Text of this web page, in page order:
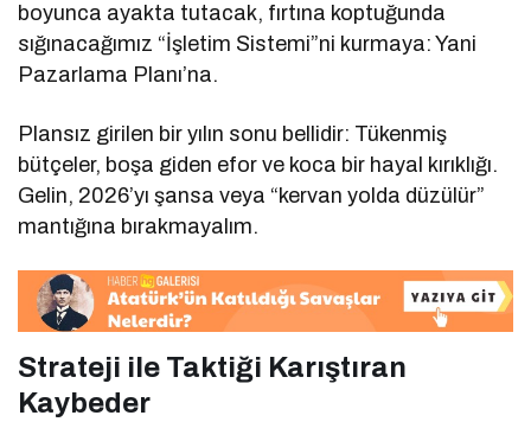
boyunca ayakta tutacak, fırtına koptuğunda
sığınacağımız “İşletim Sistemi”ni kurmaya: Yani
Pazarlama Planı’na.
Plansız girilen bir yılın sonu bellidir: Tükenmiş
bütçeler, boşa giden efor ve koca bir hayal kırıklığı.
Gelin, 2026’yı şansa veya “kervan yolda düzülür”
mantığına bırakmayalım.
Strateji ile Taktiği Karıştıran
Kaybeder